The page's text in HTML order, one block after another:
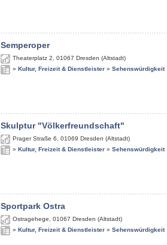
Semperoper
Theaterplatz 2 01067 Dresden (Altstadt)
» Kultur, Freizeit & Dienstleister » Sehenswürdigkeit
Skulptur "Völkerfreundschaft"
Prager Straße 6 01069 Dresden (Altstadt)
» Kultur, Freizeit & Dienstleister » Sehenswürdigkeit
Sportpark Ostra
Ostragehege 01067 Dresden (Altstadt)
» Kultur, Freizeit & Dienstleister » Sehenswürdigkeit